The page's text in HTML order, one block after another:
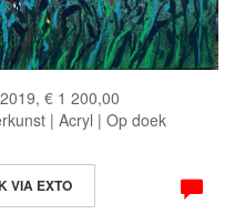
€ 1 200,00
| Acryl | Op doek
VIA EXTO